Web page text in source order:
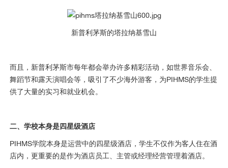
新普利茅斯的塔拉纳基雪山
而且，新普利茅斯市每年都会举办许多精彩活动，如世界音乐会、
舞蹈节和露天演唱会等，吸引了不少海外游客，为PIHMS的学生提
供了大量的实习和就业机会。
二、学校本身是四星级酒店
PIHMS学院本身是运营中的四星级酒店，学生不仅作为客人住在酒
店内，更重要的是作为酒店员工、主管或经理经营管理着酒店。